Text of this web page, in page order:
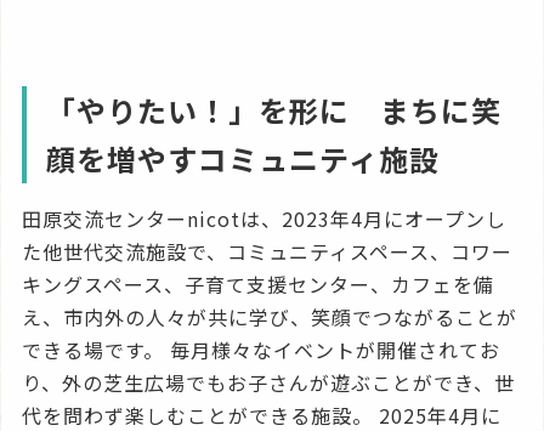
「やりたい！」を形に まちに笑
顔を増やすコミュニティ施設
田原交流センターnicotは、2023年4月にオープンし
た他世代交流施設で、コミュニティスペース、コワー
キングスペース、子育て支援センター、カフェを備
え、市内外の人々が共に学び、笑顔でつながることが
できる場です。 毎月様々なイベントが開催されてお
り、外の芝生広場でもお子さんが遊ぶことができ、世
代を問わず楽しむことができる施設。 2025年4月に